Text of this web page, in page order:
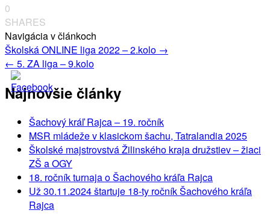
0
SHARES
Navigácia v článkoch
Školská ONLINE liga 2022 – 2.kolo →
← 5. ZA liga – 9.kolo
Najnovšie články
Šachový kráľ Rajca – 19. ročník
MSR mládeže v klasickom šachu, Tatralandia 2025
Školské majstrovstvá Žilinského kraja družstiev – žiaci
ZŠ a OGY
18. ročník turnaja o Šachového kráľa Rajca
Už 30.11.2024 štartuje 18-ty ročník Šachového kráľa
Rajca